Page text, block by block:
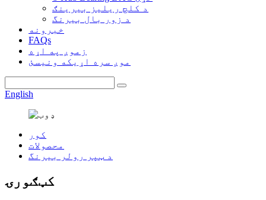
د کلچ ریلیز بیرینګ
د زور بال بیرنگ
خبرونه
FAQs
زموږ په اړه
موږ سره اړیکه ونیسئ
English
کور
محصولات
د ټپر رولر بیرنگ
کټګورۍ